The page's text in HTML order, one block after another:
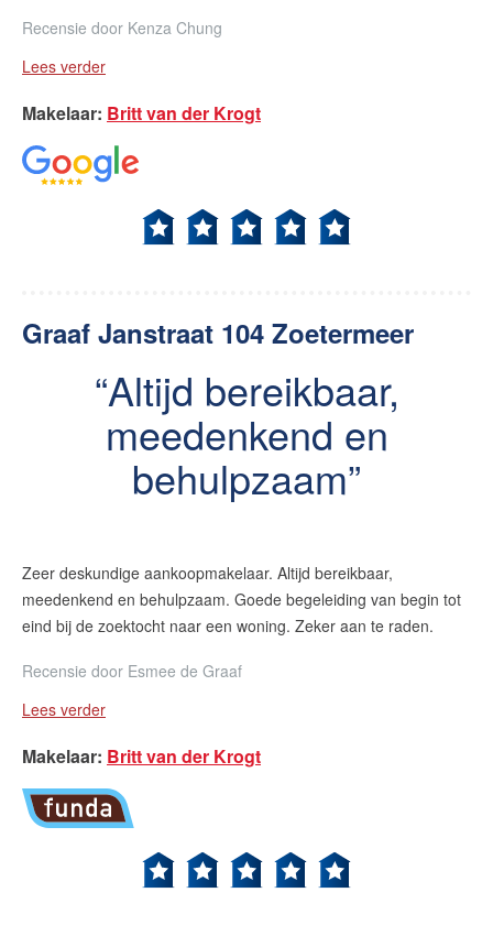
Recensie door Kenza Chung
Lees verder
Makelaar: Britt van der Krogt
Graaf Janstraat 104 Zoetermeer
Altijd bereikbaar,
meedenkend en
behulpzaam
Zeer deskundige aankoopmakelaar. Altijd bereikbaar,
meedenkend en behulpzaam. Goede begeleiding van begin tot
eind bij de zoektocht naar een woning. Zeker aan te raden.
Recensie door Esmee de Graaf
Lees verder
Makelaar: Britt van der Krogt